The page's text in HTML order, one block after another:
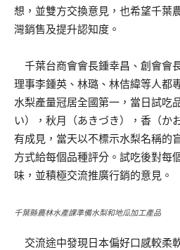
想，並雙方交換意見，也希望千葉
灣銷售及提升認知度。
千葉台商會會長鍾幸昌、創會會
理事李鍾英、林璐、林佶緯等人都
水梨產量冠居全國第一，當日試吃
い），秋月（あきづき），香（か
有成見，當天以不標示水梨名稱的
方式給每個品種評分。試吃後對每
味，並積極交流推廣行銷的意見。
千葉縣農林水產課準備水梨和地瓜加工產品
交流途中發現日本偏好口感較柔